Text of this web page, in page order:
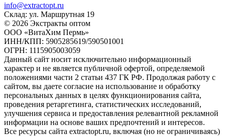
info@extractopt.ru
Склад: ул. Маршрутная 19
© 2026 Экстракты оптом
ООО «ВитаХим Пермь»
ИНН/КПП: 5905285619/590501001
ОГРН: 1115905003059
Данный сайт носит исключительно информационный
характер и не является публичной офертой, определяемой
положениями части 2 статьи 437 ГК РФ. Продолжая работу с
сайтом, вы даете согласие на использование и обработку
персональных данных в целях функционирования сайта,
проведения ретаргетинга, статистических исследований,
улучшения сервиса и предоставления релевантной рекламной
информации на основе ваших предпочтений и интересов.
Все ресурсы сайта extractopt.ru, включая (но не ограничиваясь)